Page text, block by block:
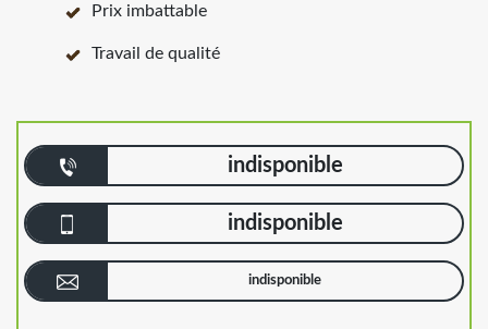
Prix imbattable
Travail de qualité
indisponible
indisponible
indisponible